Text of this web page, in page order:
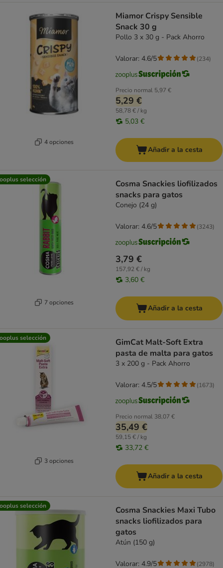
4 opciones
Miamor Crispy Sensible
Snack 30 g
Pollo 3 x 30 g - Pack Ahorro
Precio normal 5,97 €
5,29 €
58,78 € / kg
5,03 €
Valorar: 4.6/5 (234)
Añadir a la cesta
selección
7 opciones
Cosma Snackies liofilizados
snacks para gatos
Conejo (24 g)
3,79 €
157,92 € / kg
3,60 €
Valorar: 4.6/5 (3243)
Añadir a la cesta
selección
3 opciones
GimCat Malt-Soft Extra
pasta de malta para gatos
3 x 200 g - Pack Ahorro
Precio normal 38,07 €
35,49 €
59,15 € / kg
33,72 €
Valorar: 4.5/5 (1673)
Añadir a la cesta
selección
Cosma Snackies Maxi Tubo
snacks liofilizados para
gatos
Atún (150 g)
Valorar: 4.9/5 (2978)